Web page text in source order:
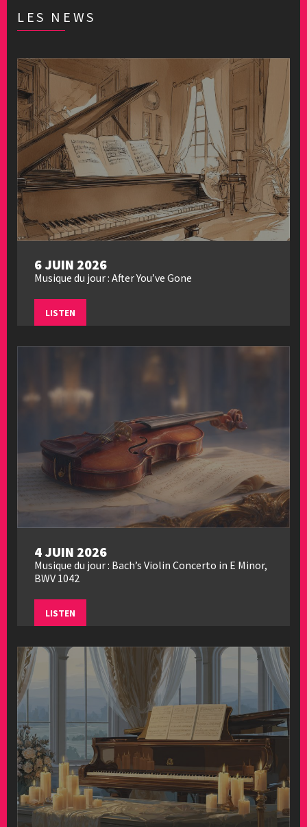
LES NEWS
6 JUIN 2026
Musique du jour : After You’ve Gone
LISTEN
4 JUIN 2026
Musique du jour : Bach’s Violin Concerto in E Minor,
BWV 1042
LISTEN